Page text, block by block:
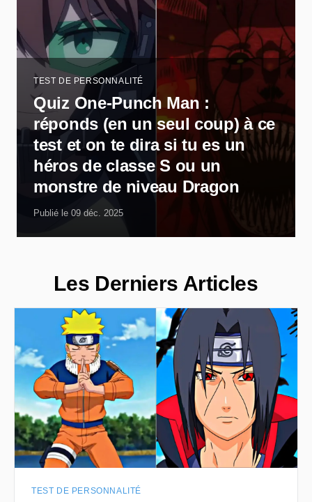
TEST DE PERSONNALITÉ
Quiz One-Punch Man :
réponds (en un seul coup) à ce
test et on te dira si tu es un
héros de classe S ou un
monstre de niveau Dragon
Publié le 09 déc. 2025
Les Derniers Articles
TEST DE PERSONNALITÉ